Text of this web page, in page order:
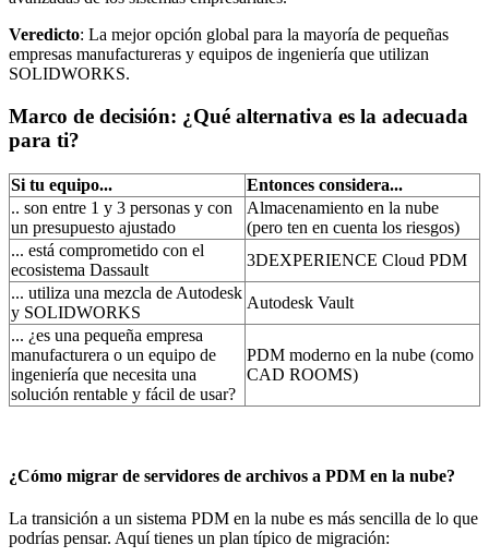
Veredicto: La mejor opción global para la mayoría de pequeñas
empresas manufactureras y equipos de ingeniería que utilizan
SOLIDWORKS.
Marco de decisión: ¿Qué alternativa es la adecuada
para ti?
Si tu equipo...
Entonces considera...
.. son entre 1 y 3 personas y con
un presupuesto ajustado
Almacenamiento en la nube
(pero ten en cuenta los riesgos)
... está comprometido con el
ecosistema Dassault
3DEXPERIENCE Cloud PDM
... utiliza una mezcla de Autodesk
y SOLIDWORKS
Autodesk Vault
... ¿es una pequeña empresa
manufacturera o un equipo de
ingeniería que necesita una
solución rentable y fácil de usar?
PDM moderno en la nube (como
CAD ROOMS)
¿Cómo migrar de servidores de archivos a PDM en la nube?
La transición a un sistema PDM en la nube es más sencilla de lo que
podrías pensar. Aquí tienes un plan típico de migración: